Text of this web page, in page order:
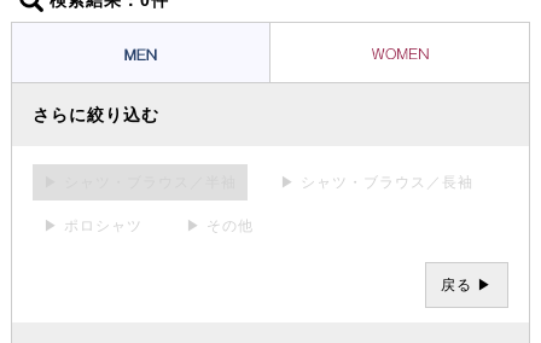
さらに絞り込む
▶ シャツ・ブラウス／長袖
▶ ポロシャツ ▶ その他
戻る ▶